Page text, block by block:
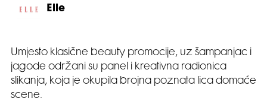
Elle
Umjesto klasične beauty promocije, uz šampanjac i
jagode održani su panel i kreativna radionica
slikanja, koja je okupila brojna poznata lica domaće
scene.